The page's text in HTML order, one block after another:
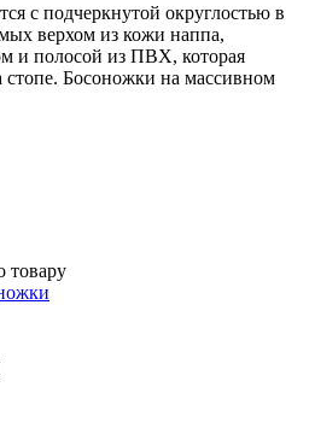
с подчеркнутой округлостью в
верхом из кожи наппа,
и полосой из ПВХ, которая
стопе. Босоножки на массивном
товару